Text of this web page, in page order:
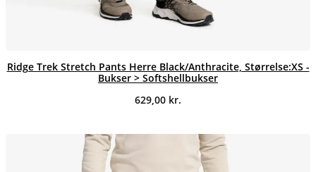
Ridge Trek Stretch Pants Herre Black/Anthracite, Størrelse:XS -
Bukser > Softshellbukser
629,00 kr.